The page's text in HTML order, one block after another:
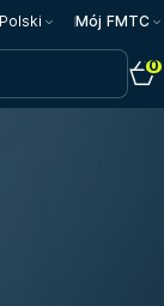
Polski Mój FMTC
0